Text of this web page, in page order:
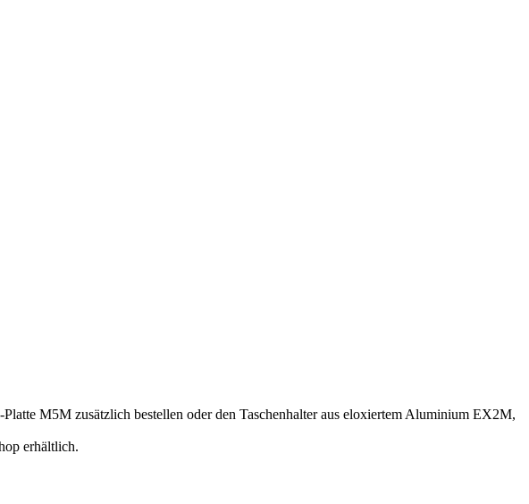
M5M zusätzlich bestellen oder den Taschenhalter aus eloxiertem Aluminium EX2M,
erhältlich.